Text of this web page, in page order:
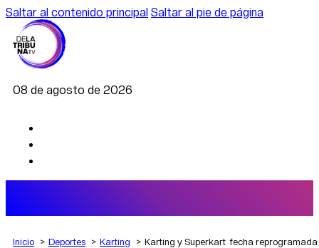
Saltar al contenido principal Saltar al pie de página
08 de agosto de 2026
Inicio Deportes Karting Karting y Superkart fecha reprogramada